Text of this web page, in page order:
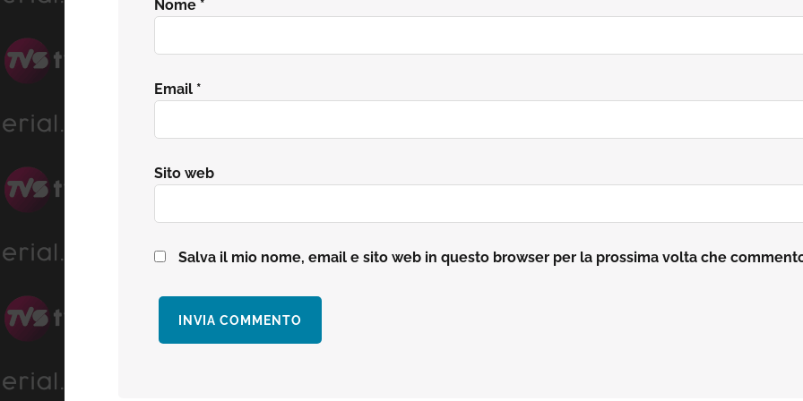
Nome *
Email *
Sito web
Salva il mio nome, email e sito web in questo browser per la prossima volta che